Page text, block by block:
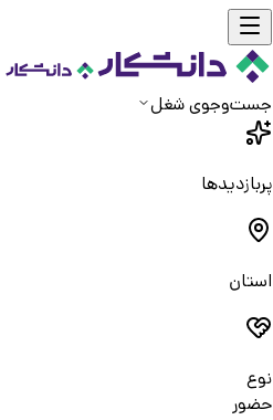
جست‌و‌جوی شغل
پربازدیدها
استان
نوع
حضور